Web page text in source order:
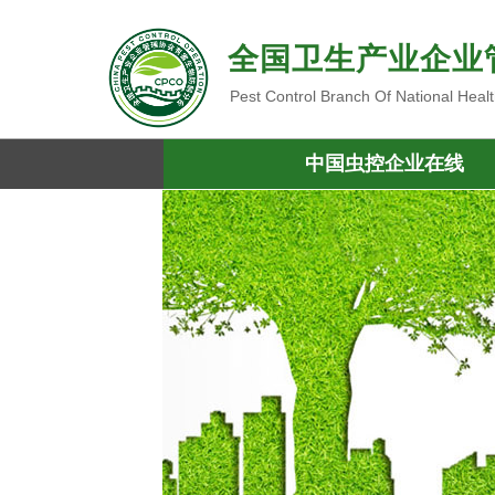
全国卫生产业企
Pest Control Branch Of National
中国虫控企业在线